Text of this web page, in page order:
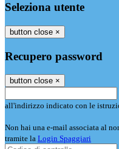
Seleziona utente
button close ×
Recupero password
button close ×
all'indirizzo indicato con le
Non hai una e-mail associata al
tramite la Login Spaggiari